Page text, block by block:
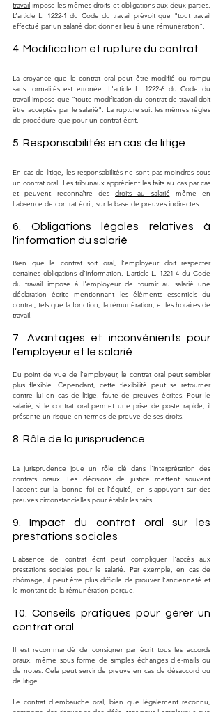
travail impose les mêmes droits et obligations aux deux parties.
L’article L. 1222-1 du Code du travail prévoit que "tout travail
effectué par un salarié doit donner lieu à une rémunération".
4. Modification et rupture du contrat
La croyance que le contrat oral peut être modifié ou rompu
sans formalités est erronée. L'article L. 1222-6 du Code du
travail impose que "toute modification du contrat de travail doit
être acceptée par le salarié". La rupture suit les mêmes règles
de procédure que pour un contrat écrit.
5. Responsabilités en cas de litige
En cas de litige, les responsabilités ne sont pas moindres sous
un contrat oral. Les tribunaux apprécient les faits au cas par cas
et peuvent reconnaître des droits au salarié même en
l'absence de contrat écrit, sur la base de preuves indirectes.
6. Obligations légales relatives à
l'information du salarié
Bien que le contrat soit oral, l'employeur doit respecter
certaines obligations d'information. L’article L. 1221-4 du Code
du travail impose à l'employeur de fournir au salarié une
déclaration écrite mentionnant les éléments essentiels du
contrat, tels que la fonction, la rémunération, et les horaires de
travail.
7. Avantages et inconvénients pour
l'employeur et le salarié
Du point de vue de l'employeur, le contrat oral peut sembler
plus flexible. Cependant, cette flexibilité peut se retourner
contre lui en cas de litige, faute de preuves écrites. Pour le
salarié, si le contrat oral permet une prise de poste rapide, il
présente un risque en termes de preuve de ses droits.
8. Rôle de la jurisprudence
La jurisprudence joue un rôle clé dans l'interprétation des
contrats oraux. Les décisions de justice mettent souvent
l'accent sur la bonne foi et l'équité, en s'appuyant sur des
preuves circonstancielles pour établir les faits.
9. Impact du contrat oral sur les
prestations sociales
L'absence de contrat écrit peut compliquer l'accès aux
prestations sociales pour le salarié. Par exemple, en cas de
chômage, il peut être plus difficile de prouver l'ancienneté et
le montant de la rémunération perçue.
10. Conseils pratiques pour gérer un
contrat oral
Il est recommandé de consigner par écrit tous les accords
oraux, même sous forme de simples échanges d'e-mails ou
de notes. Cela peut servir de preuve en cas de désaccord ou
de litige.
Le contrat d'embauche oral, bien que légalement reconnu,